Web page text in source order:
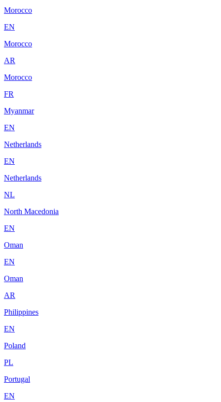
Morocco
EN
Morocco
AR
Morocco
FR
Myanmar
EN
Netherlands
EN
Netherlands
NL
North Macedonia
EN
Oman
EN
Oman
AR
Philippines
EN
Poland
PL
Portugal
EN